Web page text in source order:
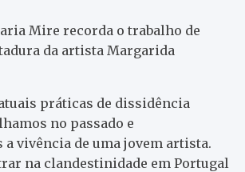
Mire recorda o trabalho de
da artista Margarida
práticas de dissidência
no passado e
a vivência de uma jovem artista.
na clandestinidade em Portugal